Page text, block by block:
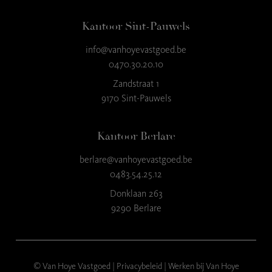
Kantoor Sint-Pauwels
info@vanhoyevastgoed.be
0470.30.20.10
Zandstraat 1
9170 Sint-Pauwels
Kantoor Berlare
berlare@vanhoyevastgoed.be
0483.54.25.12
Donklaan 263
9290 Berlare
© Van Hoye Vastgoed | Privacybeleid| Werken bij Van Hoye